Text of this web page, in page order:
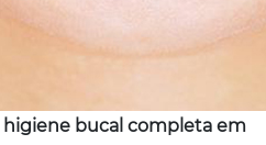
bucal completa em